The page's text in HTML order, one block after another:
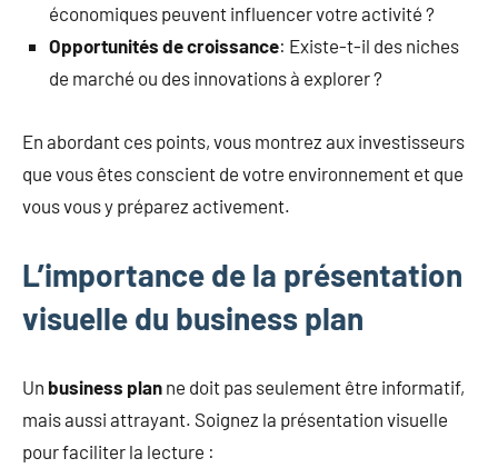
économiques peuvent influencer votre activité ?
Opportunités de croissance: Existe-t-il des niches
de marché ou des innovations à explorer ?
En abordant ces points, vous montrez aux investisseurs
que vous êtes conscient de votre environnement et que
vous vous y préparez activement.
L’importance de la présentation
visuelle du business plan
Un business plan ne doit pas seulement être informatif,
mais aussi attrayant. Soignez la présentation visuelle
pour faciliter la lecture :